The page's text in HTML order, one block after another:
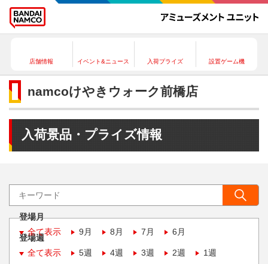
店舗情報 イベント&ニュース 入荷プライズ 設置ゲーム機
namcoけやきウォーク前橋店
入荷景品・プライズ情報
登場月
全て表示
9月 8月 7月 6月
登場週
全て表示
5週 4週 3週 2週 1週